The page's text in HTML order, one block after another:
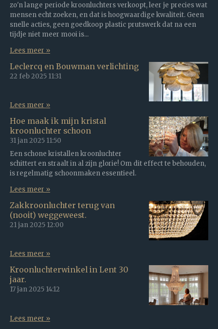
zo'n lange periode kroonluchters verkoopt, leer je precies wat
mensen echt zoeken, en dat is hoogwaardige kwaliteit. Geen
snelle acties, geen goedkoop plastic prutswerk dat na een
tijdje niet meer mooi is...
Lees meer »
Leclercq en Bouwman verlichting
22 feb 2025 11:31
Lees meer »
Hoe maak ik mijn kristal
kroonluchter schoon
31 jan 2025 11:50
Een schone kristallen kroonluchter
schittert en straalt in al zijn glorie! Om dit effect te behouden,
is regelmatig schoonmaken essentieel.
Lees meer »
Zakkroonluchter terug van
(nooit) weggeweest.
21 jan 2025 12:00
Lees meer »
Kroonluchterwinkel in Lent 30
jaar.
17 jan 2025 14:12
Lees meer »